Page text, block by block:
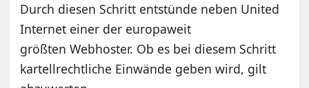
Durch diesen Schritt entstünde neben United
Internet einer der europaweit
größten Webhoster. Ob es bei diesem Schritt
kartellrechtliche Einwände geben wird, gilt